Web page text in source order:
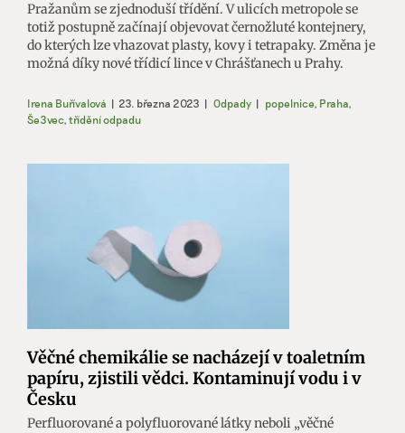
Pražanům se zjednoduší třídění. V ulicích metropole se
totiž postupně začínají objevovat černožluté kontejnery,
do kterých lze vhazovat plasty, kovy i tetrapaky. Změna je
možná díky nové třídicí lince v Chrášťanech u Prahy.
Irena Buřívalová | 23. března 2023 | Odpady | popelnice, Praha,
Še3vec, třídění odpadu
Věčné chemikálie se nacházejí v toaletním
papíru, zjistili vědci. Kontaminují vodu i v
Česku
Perfluorované a polyfluorované látky neboli „věčné